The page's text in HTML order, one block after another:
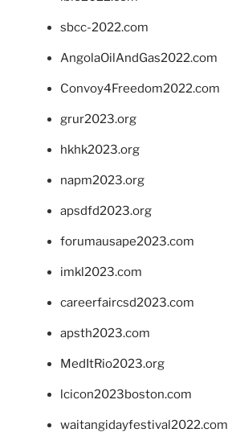
sbcc-2022.com
AngolaOilAndGas2022.com
Convoy4Freedom2022.com
grur2023.org
hkhk2023.org
napm2023.org
apsdfd2023.org
forumausape2023.com
imkl2023.com
careerfaircsd2023.com
apsth2023.com
MedItRio2023.org
lcicon2023boston.com
waitangidayfestival2022.com